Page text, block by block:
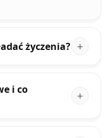
życzenia?
i co